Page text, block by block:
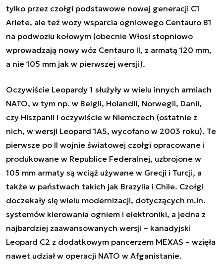
tylko przez czołgi podstawowe nowej generacji C1
Ariete, ale też wozy wsparcia ogniowego Centauro B1
na podwoziu kołowym (obecnie Włosi stopniowo
wprowadzają nowy wóz Centauro II, z armatą 120 mm,
a nie 105 mm jak w pierwszej wersji).
Oczywiście Leopardy 1 służyły w wielu innych armiach
NATO, w tym np. w Belgii, Holandii, Norwegii, Danii,
czy Hiszpanii i oczywiście w Niemczech (ostatnie z
nich, w wersji Leopard 1A5, wycofano w 2003 roku). Te
pierwsze po II wojnie światowej czołgi opracowane i
produkowane w Republice Federalnej, uzbrojone w
105 mm armaty są wciąż używane w Grecji i Turcji, a
także w państwach takich jak Brazylia i Chile. Czołgi
doczekały się wielu modernizacji, dotyczących m.in.
systemów kierowania ogniem i elektroniki, a jedna z
najbardziej zaawansowanych wersji – kanadyjski
Leopard C2 z dodatkowym pancerzem MEXAS – wzięła
nawet udział w operacji NATO w Afganistanie.